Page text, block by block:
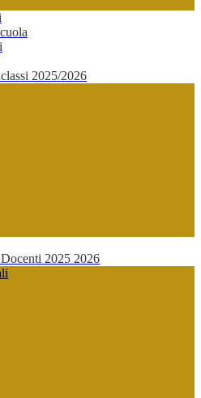
2025/2026
2025 2026